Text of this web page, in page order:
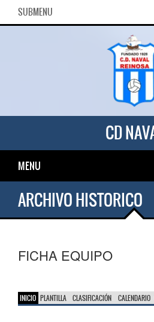
SUBMENU
CD
MENU
ARCHIVO HISTORICO
FICHA EQUIPO
INICIO PLANTILLA CLASIFICACIÓN CALENDARIO